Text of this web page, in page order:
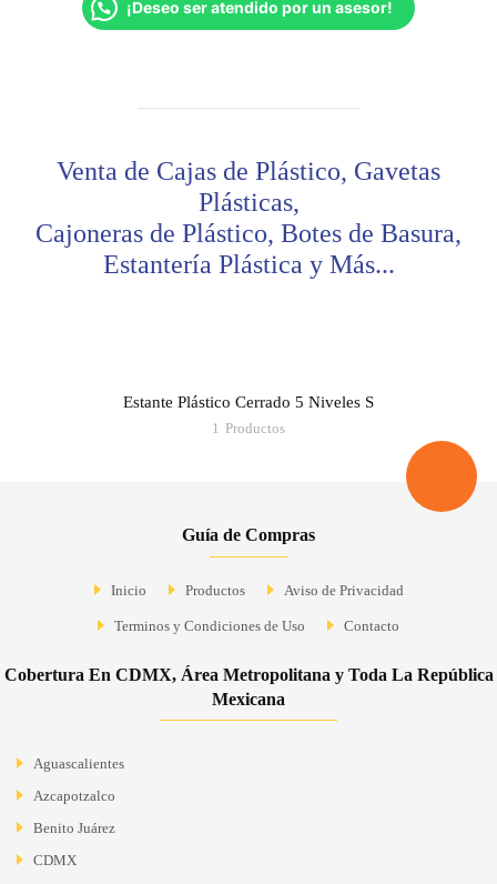
¡Deseo ser atendido por un asesor!
Venta de Cajas de Plástico, Gavetas
Plásticas,
Cajoneras de Plástico, Botes de Basura,
Estantería Plástica y Más...
Estante Plástico Cerrado 5 Niveles S
1 Productos
Guía de Compras
Inicio Productos Aviso de Privacidad
Terminos y Condiciones de Uso Contacto
Cobertura En CDMX, Área Metropolitana y Toda La República
Mexicana
Aguascalientes
Azcapotzalco
Benito Juárez
CDMX